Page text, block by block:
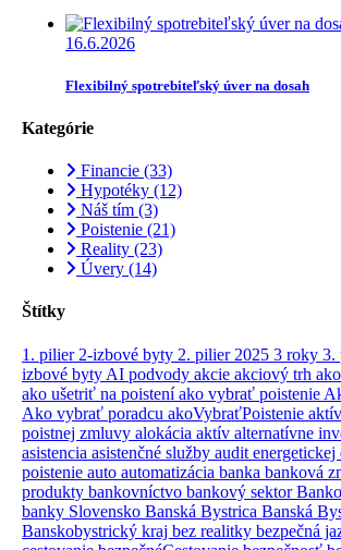
16.6.2026
Flexibilný spotrebiteľský úver na dosah
Kategórie
Financie (33)
Hypotéky (12)
Náš tím (3)
Poistenie (21)
Reality (23)
Úvery (14)
Štítky
1. pilier 2-izbové byty 2. pilier 2025 3 roky 3.
izbové byty AI podvody akcie akciový trh
ako ušetriť na poisteníako vybrať poistenie
Ako vybrať poradcu akoVybraťPoistenie
poistnej zmluvy alokácia aktív alternatívne
asistencia asistenčné služby audit
poistenie auto automatizácia banka banková
produkty bankovníctvo bankový sektor
banky Slovensko Banská Bystrica Banská
Banskobystrický kraj bez realitky bezpečná